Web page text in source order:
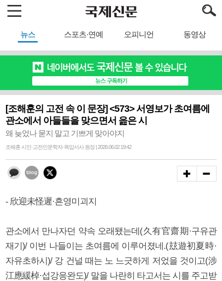
뉴스 스포츠·연예 오피니언 동영상
[조해훈의 고전 속 이 문장] <573> 서영보가 초여름에
관소에서 아들들을 맞으면서 읊은 시
왜 늦었나 묻지 말고 기쁘게 맞아야지
조해훈 시인·고전인문학자·목압서사 원장 | 2026.06.02 19:42
- 欣迎未怪遲·흔영미괴지
관소에서 만나자던 약속 오래됐는데(久有官齋期·구유관
재기)/ 이번 나들이는 초여름에 이루어졌네.(玆遊初夏時·
자유초하시)/ 강 건널 때는 노 느긋하게 저었을 것이고(涉
江應緩棹·섭강응완도)/ 말을 나란히 타고서는 시를 주고받